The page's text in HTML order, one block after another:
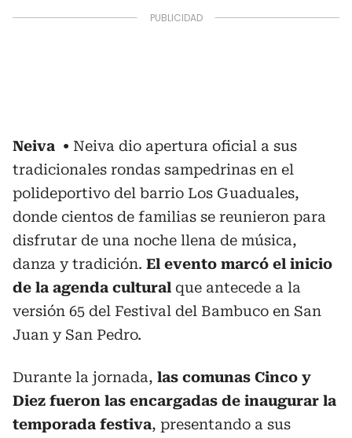
Neiva
Neiva dio apertura oficial a sus
tradicionales rondas sampedrinas en el
polideportivo del barrio Los Guaduales,
donde cientos de familias se reunieron para
disfrutar de una noche llena de música,
danza y tradición. El evento marcó el inicio
de la agenda cultural que antecede a la
versión 65 del Festival del Bambuco en San
Juan y San Pedro.
Durante la jornada, las comunas Cinco y
Diez fueron las encargadas de inaugurar la
temporada festiva, presentando a sus